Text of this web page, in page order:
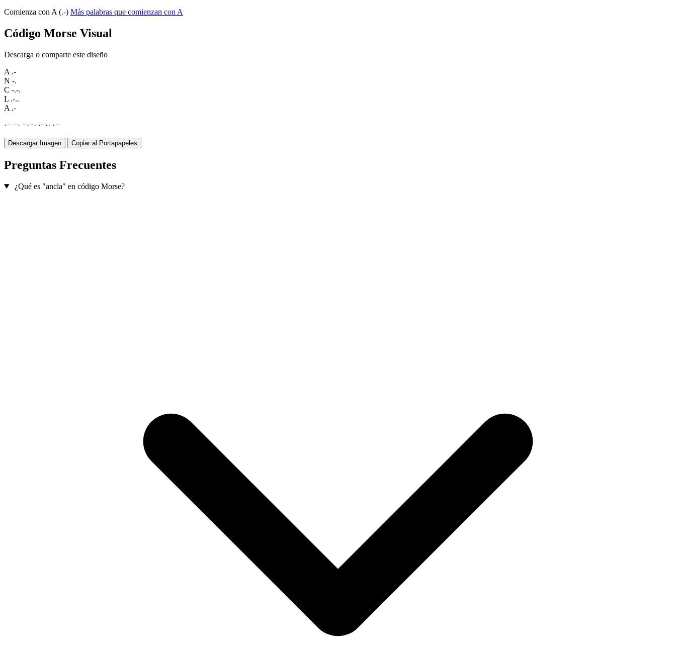
Comienza con A (.-) Más palabras que comienzan con A
Código Morse Visual
Descarga o comparte este diseño
A .-
N -.
C -.-.
L .-..
A .-
·− −· −·−· ·−·· ·−
Descargar Imagen Copiar al Portapapeles
Preguntas Frecuentes
¿Qué es "ancla" en código Morse?